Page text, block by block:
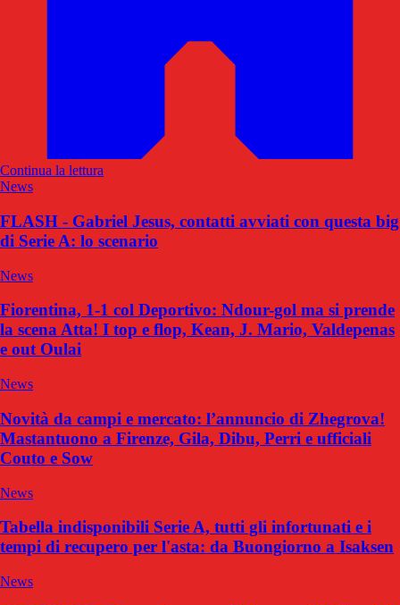
Continua la lettura
News
FLASH - Gabriel Jesus, contatti avviati con questa big
di Serie A: lo scenario
News
Fiorentina, 1-1 col Deportivo: Ndour-gol ma si prende
la scena Atta! I top e flop, Kean, J. Mario, Valdepenas
e out Oulai
News
Novità da campi e mercato: l’annuncio di Zhegrova!
Mastantuono a Firenze, Gila, Dibu, Perri e ufficiali
Couto e Sow
News
Tabella indisponibili Serie A, tutti gli infortunati e i
tempi di recupero per l'asta: da Buongiorno a Isaksen
News